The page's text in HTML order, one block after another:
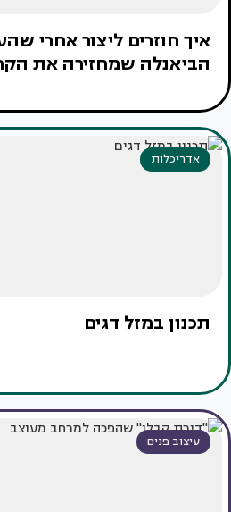
איך חוזרים ליצור אחרי
הביאנלה שמחזירה את
אדריכלות
תכנון במזל דגים
עיצוב פנים